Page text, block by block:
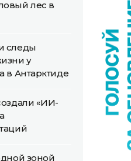
лес в
следы
у
в Антарктиде
«ИИ-
зоной